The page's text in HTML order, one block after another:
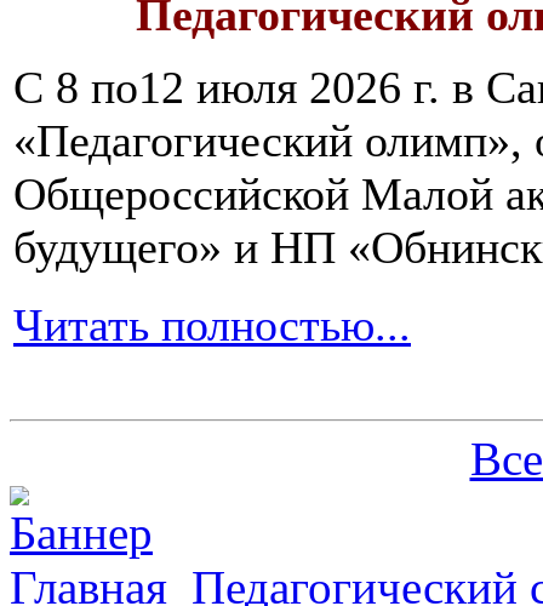
Педагогический
С 8 по12 июля 2026 г. в
«Педагогический олимп»,
Общероссийской Малой
будущего» и НП
Читать полностью...
Главная